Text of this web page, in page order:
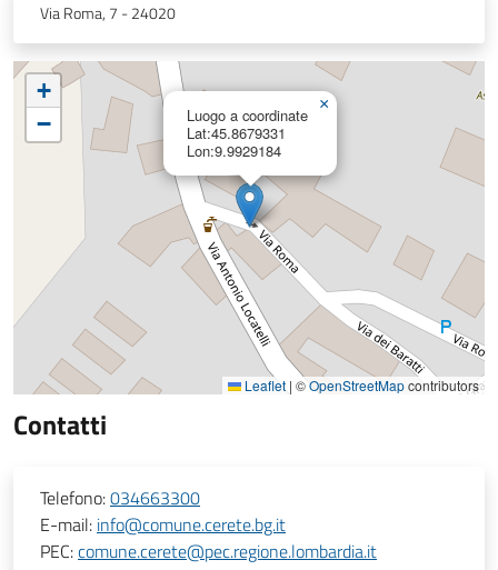
Via Roma, 7 - 24020
Luogo a coordinate
Lat:45.8679331
Lon:9.9929184
×
+
−
Leaflet | ©OpenStreetMapcontributors
Contatti
Telefono:034663300
E-mail: info@comune.cerete.bg.it
PEC:comune.cerete@pec.regione.lombardia.it